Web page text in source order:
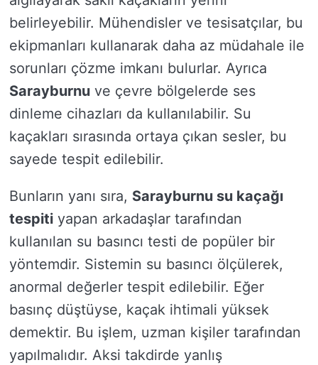
belirleyebilir. Mühendisler ve tesisatçılar, bu
ekipmanları kullanarak daha az müdahale ile
sorunları çözme imkanı bulurlar. Ayrıca
Sarayburnu ve çevre bölgelerde ses
dinleme cihazları da kullanılabilir. Su
kaçakları sırasında ortaya çıkan sesler, bu
sayede tespit edilebilir.
Bunların yanı sıra, Sarayburnu su kaçağı
tespiti yapan arkadaşlar tarafından
kullanılan su basıncı testi de popüler bir
yöntemdir. Sistemin su basıncı ölçülerek,
anormal değerler tespit edilebilir. Eğer
basınç düştüyse, kaçak ihtimali yüksek
demektir. Bu işlem, uzman kişiler tarafından
yapılmalıdır. Aksi takdirde yanlış